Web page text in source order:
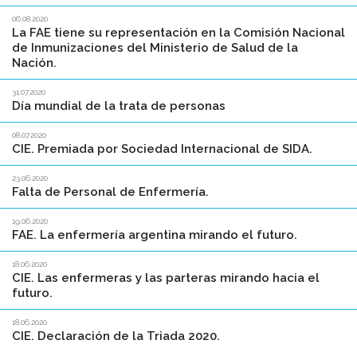
06.08.2020
La FAE tiene su representación en la Comisión Nacional
de Inmunizaciones del Ministerio de Salud de la
Nación.
31.07.2020
Día mundial de la trata de personas
08.07.2020
CIE. Premiada por Sociedad Internacional de SIDA.
23.06.2020
Falta de Personal de Enfermería.
19.06.2020
FAE. La enfermería argentina mirando el futuro.
18.06.2020
CIE. Las enfermeras y las parteras mirando hacia el
futuro.
18.06.2020
CIE. Declaración de la Triada 2020.